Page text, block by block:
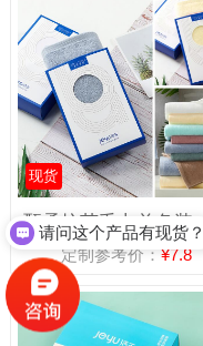
现货
甄柔抗菌毛巾单条装礼盒J2702-A
定制参考价：¥7.8
请问这个产品有现货？